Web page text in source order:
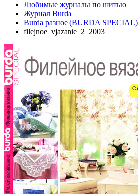
Любимые журналы по шитью
Журнал Burda
Burda разное (BURDA SPECIAL)
filejnoe_vjazanie_2_2003